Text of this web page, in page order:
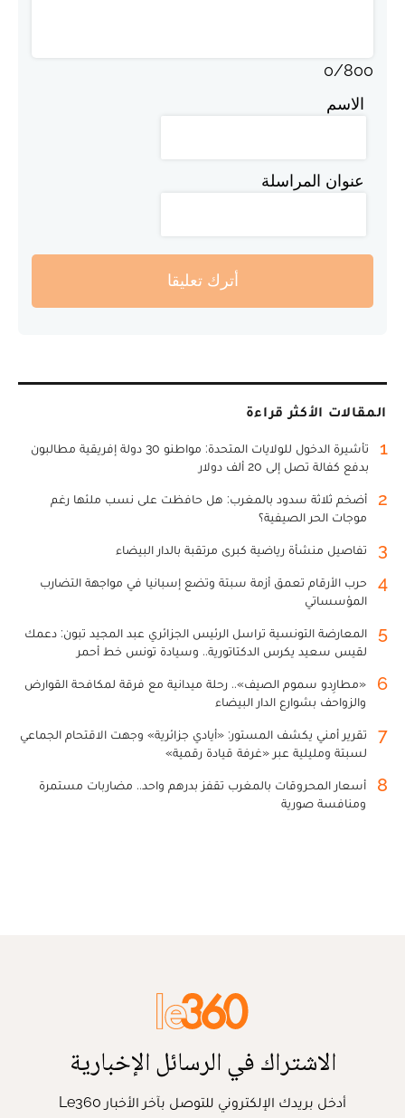
0/800
الاسم
عنوان المراسلة
أترك تعليقا
المقالات الأكثر قراءة
1
تأشيرة الدخول للولايات المتحدة: مواطنو 30 دولة إفريقية مطالبون
بدفع كفالة تصل إلى 20 ألف دولار
2
أضخم ثلاثة سدود بالمغرب: هل حافظت على نسب ملئها رغم
موجات الحر الصيفية؟
3 تفاصيل منشأة رياضية كبرى مرتقبة بالدار البيضاء
4
حرب الأرقام تعمق أزمة سبتة وتضع إسبانيا في مواجهة التضارب
المؤسساتي
5
المعارضة التونسية تراسل الرئيس الجزائري عبد المجيد تبون: دعمك
لقيس سعيد يكرس الدكتاتورية.. وسيادة تونس خط أحمر
6
«مطارِدو سموم الصيف».. رحلة ميدانية مع فرقة لمكافحة القوارض
والزواحف بشوارع الدار البيضاء
7
تقرير أمني يكشف المستور: «أيادي جزائرية» وجهت الاقتحام الجماعي
لسبتة ومليلية عبر «غرفة قيادة رقمية»
8
أسعار المحروقات بالمغرب تقفز بدرهم واحد.. مضاربات مستمرة
ومنافسة صورية
الاشتراك في الرسائل الإخبارية
أدخل بريدك الإلكتروني للتوصل بآخر الأخبار Le360